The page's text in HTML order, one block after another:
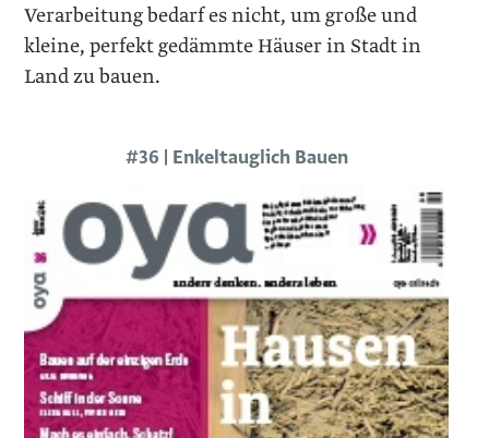
Verarbeitung bedarf es nicht, um große und
kleine, perfekt gedämmte Häuser in Stadt in
Land zu bauen.
#36 | Enkeltauglich Bauen